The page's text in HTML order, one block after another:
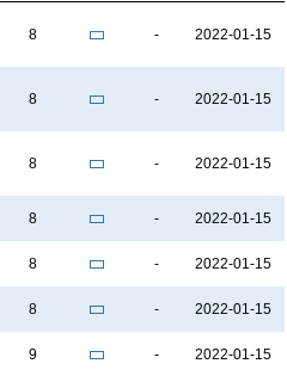
8 - 2022-01-15
8 - 2022-01-15
8 - 2022-01-15
8 - 2022-01-15
8 - 2022-01-15
8 - 2022-01-15
9 - 2022-01-15